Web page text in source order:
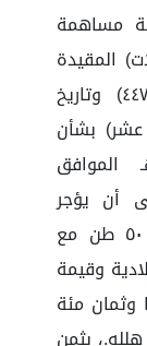
مساهمة
المقيدة
في التجارية بالدمام برقم (٤٤٧٠٧٢١٠٧٠) وتاريخ
عشر) بشأن
بـ(إنه بتاريخ ١٤٣٩/١٢/٣٠هـ الموافق
أن يؤجر
المدعي للمدعى عليه رافعة أر تي ٥٠ طن مع
ميلادية وقيمة
ألفًا وثمان مئة
بثمن